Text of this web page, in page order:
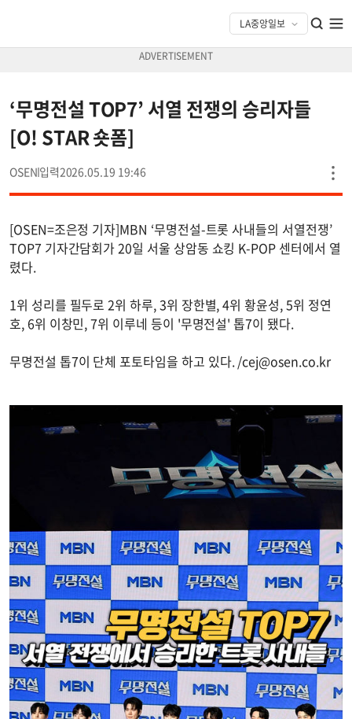
‘무명전설 TOP7’ 서열 전쟁의 승리자들
[O! STAR 숏폼]
OSEN 2026.05.19 19:46
[OSEN=조은정 기자]MBN ‘무명전설-트롯 사내들의 서열전쟁’
TOP7 기자간담회가 20일 서울 상암동 쇼킹 K-POP 센터에서 열
렸다.
1위 성리를 필두로 2위 하루, 3위 장한별, 4위 황윤성, 5위 정연
호, 6위 이창민, 7위 이루네 등이 '무명전설' 톱7이 됐다.
무명전설 톱7이 단체 포토타임을 하고 있다. /cej@osen.co.kr